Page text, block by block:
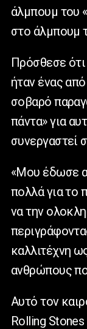
άλμπουμ του «
στο άλμπουμ
Πρόσθεσε
ήταν ένας
σοβαρό
πάντα» για
συνεργαστεί
«Μου έδωσε
πολλά για το
να την
καλλιτέχνη
ανθρώπους
Αυτό τον
Rolling Stones